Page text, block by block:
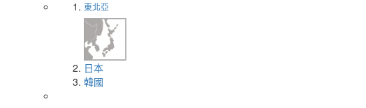
東北亞
日本
韓國